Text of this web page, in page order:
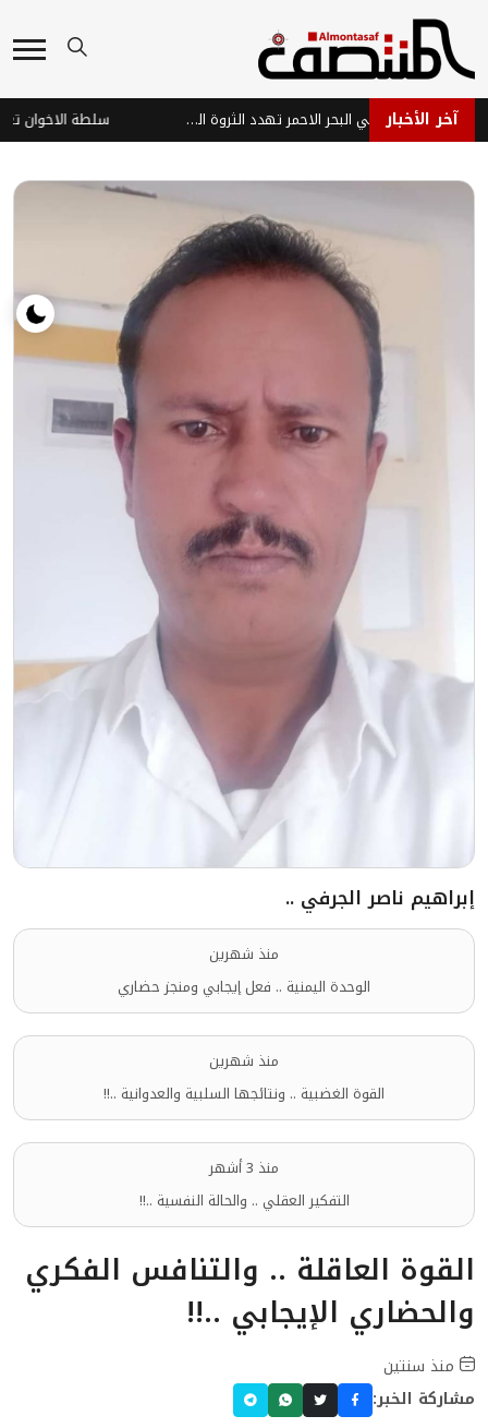
آخر الأخبار هجمات عصابة الحوثي في البحر الاحمر تهدد الثروة السمكية وتفاقم معاناة الصيادين في اليمن
إبراهيم ناصر الجرفي ..
منذ شهرين
الوحدة اليمنية .. فعل إيجابي ومنجز حضاري
منذ شهرين
القوة الغضبية .. ونتائجها السلبية والعدوانية ..!!
منذ 3 أشهر
التفكير العقلي .. والحالة النفسية ..!!
القوة العاقلة .. والتنافس الفكري
والحضاري الإيجابي ..!!
منذ سنتين
مشاركة الخبر: